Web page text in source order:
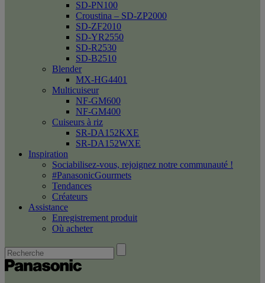
SD-PN100
Croustina – SD-ZP2000
SD-ZF2010
SD-YR2550
SD-R2530
SD-B2510
Blender
MX-HG4401
Multicuiseur
NF-GM600
NF-GM400
Cuiseurs à riz
SR-DA152KXE
SR-DA152WXE
Inspiration
Sociabilisez-vous, rejoignez notre communauté !
#PanasonicGourmets
Tendances
Créateurs
Assistance
Enregistrement produit
Où acheter